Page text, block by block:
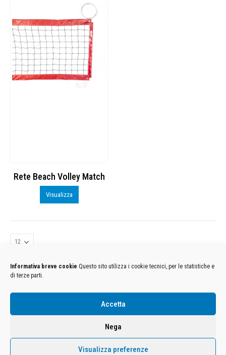
Informativa breve cookie Questo sito utilizza i cookie tecnici, per le statistiche e
di terze parti.
Accetta
Nega
Visualizza preferenze
Rete Beach Volley Match
Visualizza
Condizioni Generali di Utilizzo-Cookies-Privacy
Euro 12.500.000 i.v. - C.F. e Iscr. Reg. Imp. Monza e Brianza 02137480964 - R.E.A. MB-1370021 -